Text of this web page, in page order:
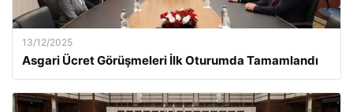
13/12/2025
Asgari Ücret Görüşmeleri İlk Oturumda Tamamlandı